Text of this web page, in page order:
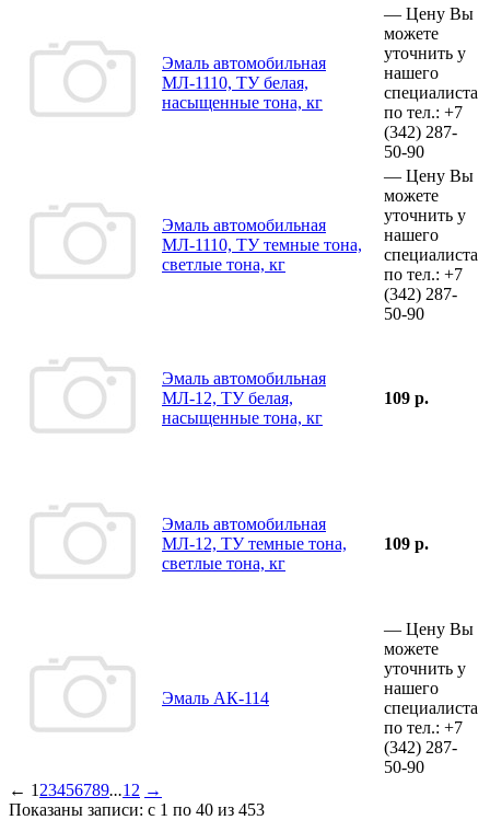
Эмаль автомобильная
МЛ-1110, ТУ белая,
насыщенные тона, кг
— Цену Вы
можете
уточнить у
нашего
специалиста
по тел.: +7
(342) 287-
50-90
Эмаль автомобильная
МЛ-1110, ТУ темные тона,
светлые тона, кг
— Цену Вы
можете
уточнить у
нашего
специалиста
по тел.: +7
(342) 287-
50-90
Эмаль автомобильная
МЛ-12, ТУ белая,
насыщенные тона, кг
109 р.
Эмаль автомобильная
МЛ-12, ТУ темные тона,
светлые тона, кг
109 р.
Эмаль АК-114
— Цену Вы
можете
уточнить у
нашего
специалиста
по тел.: +7
(342) 287-
50-90
← 1 23456789...12 →
Показаны записи: с 1 по 40 из 453